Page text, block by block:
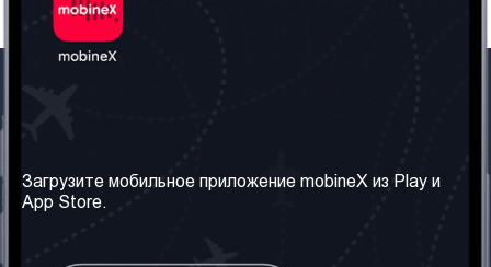
Наши сервисы
Правила и Условия
Загрузите мобильное приложение mobineX из Play и
App Store.